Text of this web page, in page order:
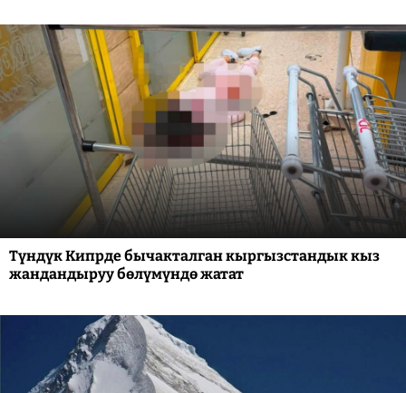
Түндүк Кипрде бычакталган кыргызстандык кыз
жандандыруу бөлүмүндө жатат